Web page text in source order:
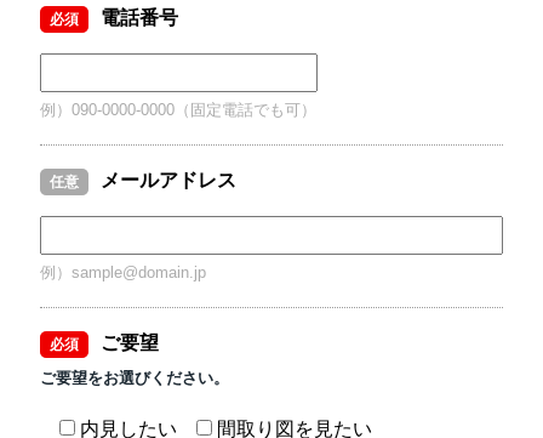
必須 電話番号
例）090-0000-0000（固定電話でも可）
任意 メールアドレス
例）sample@domain.jp
必須 ご要望
ご要望をお選びください。
内見したい
間取り図を見たい